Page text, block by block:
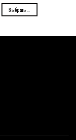
Выбрать ...